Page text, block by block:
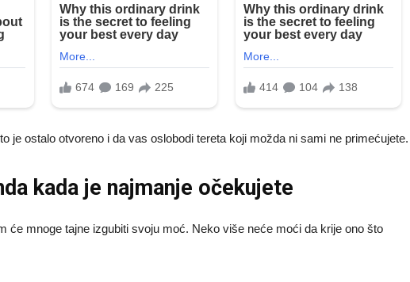
je ostalo otvoreno i da vas oslobodi tereta koji možda ni sami ne primećujete.
kada je najmanje očekujete
će mnoge tajne izgubiti svoju moć. Neko više neće moći da krije ono što